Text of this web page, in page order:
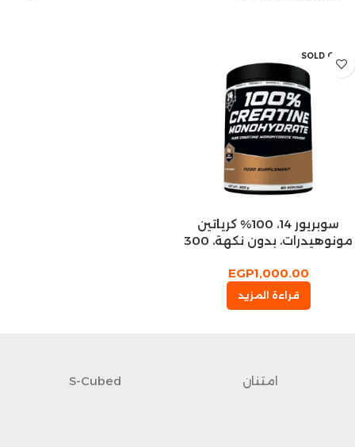
SOLD OUT
سوبريور 14، 100% كرياتين
مونوهيدرات، بدون نكهة، 300
EGP1,000.00
قراءة المزيد
امتنان S-Cubed